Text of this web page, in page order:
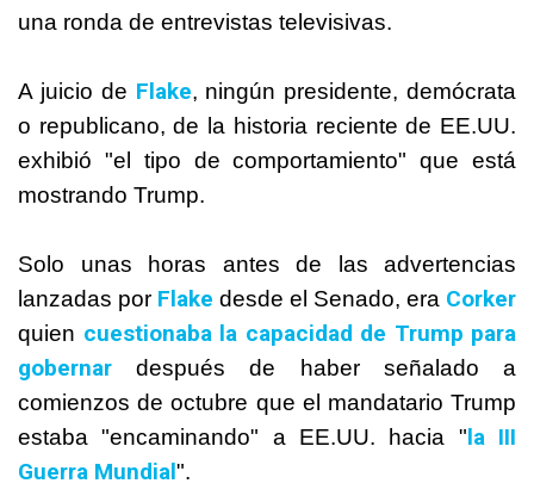
una ronda de entrevistas televisivas.
A juicio de Flake, ningún presidente, demócrata
o republicano, de la historia reciente de EE.UU.
exhibió "el tipo de comportamiento" que está
mostrando Trump.
Solo unas horas antes de las advertencias
lanzadas por Flake desde el Senado, era Corker
quien cuestionaba la capacidad de Trump para
gobernar después de haber señalado a
comienzos de octubre que el mandatario Trump
estaba "encaminando" a EE.UU. hacia "la III
Guerra Mundial".